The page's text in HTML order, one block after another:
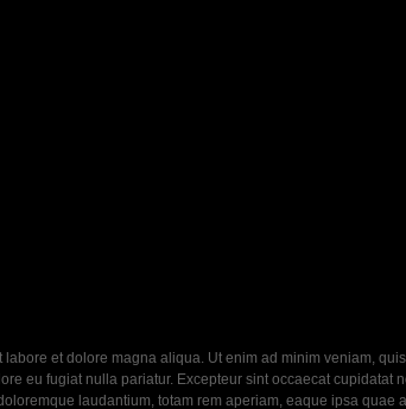
et dolore magna aliqua. Ut enim ad minim veniam,
eu fugiat nulla pariatur. Excepteur sint occaecat cupidatat
laudantium, totam rem aperiam, eaque ipsa